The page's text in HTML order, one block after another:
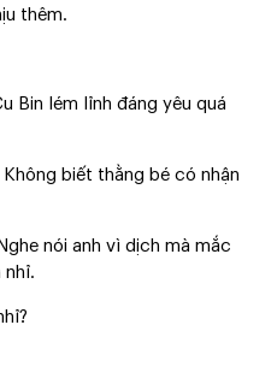
thêm.
Bin lém lỉnh đáng yêu quá
biết thằng bé có nhận
nói anh vì dịch mà mắc
nhỉ.